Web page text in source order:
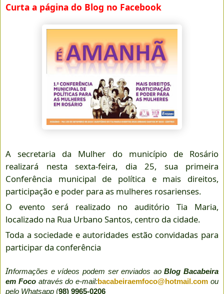
Curta a página do Blog no Facebook
A secretaria da Mulher do município de Rosário
realizará nesta sexta-feira, dia 25, sua primeira
Conferência municipal de política e mais direitos,
participação e poder para as mulheres rosarienses.
O evento será realizado no auditório Tia Maria,
localizado na Rua Urbano Santos, centro da cidade.
Toda a sociedade e autoridades estão convidadas para
participar da conferência
Informações e vídeos podem ser enviados aoBlog Bacabeira
em Focoatravés do e-mail:bacabeiraemfoco@hotmail.com ou
pelo Whatsapp (98) 9965-0206